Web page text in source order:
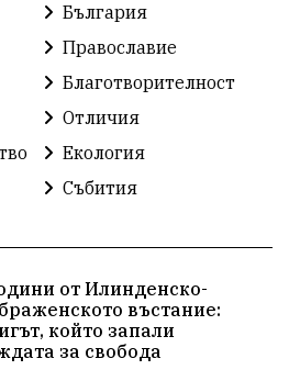
България
Православие
Благотворителност
Отличия
Екология
Събития
от Илинденско-
въстание:
който запали
за свобода